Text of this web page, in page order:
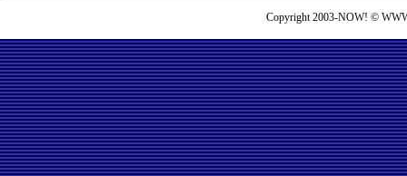
Copyright 2003-NOW! ©